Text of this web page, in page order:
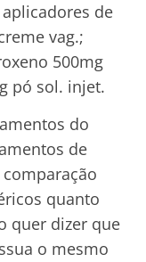
de
vag.;
500mg
pó sol. injet.
do
de
quanto
quer dizer que
o mesmo